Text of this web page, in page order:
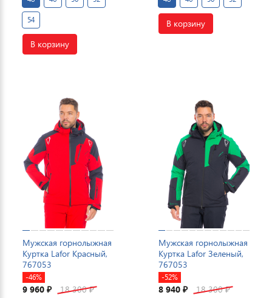
54
В корзину
В корзину
Мужская горнолыжная
Куртка Lafor Красный,
767053
-46%
9 960 ₽ 18 300₽
Мужская горнолыжная
Куртка Lafor Зеленый,
767053
-52%
8 940 ₽ 18 300₽